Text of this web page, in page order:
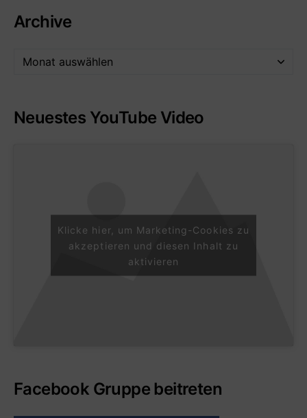
Archive
Neuestes YouTube Video
Klicke hier, um Marketing-Cookies zu
akzeptieren und diesen Inhalt zu
aktivieren
Facebook Gruppe beitreten